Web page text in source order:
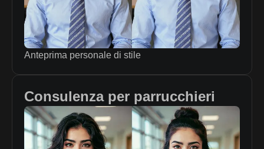
Anteprima personale di stile
Consulenza per parrucchieri